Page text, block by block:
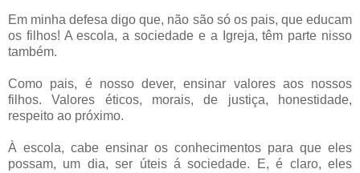
Em minha defesa digo que, não são só os pais, que educam
os filhos! A escola, a sociedade e a Igreja, têm parte nisso
também.
Como pais, é nosso dever, ensinar valores aos nossos
filhos. Valores éticos, morais, de justiça, honestidade,
respeito ao próximo.
À escola, cabe ensinar os conhecimentos para que eles
possam, um dia, ser úteis á sociedade. E, é claro, eles